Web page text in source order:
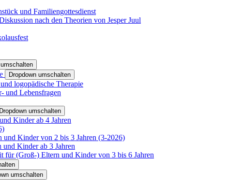
und Familiengottesdienst
nach den Theorien von Jesper Juul
Dropdown umschalten
logopädische Therapie
und Lebensfragen
Dropdown umschalten
Kinder ab 4 Jahren
Kinder von 2 bis 3 Jahren (3-2026)
Kinder ab 3 Jahren
für (Groß-) Eltern und Kinder von 3 bis 6 Jahren
umschalten